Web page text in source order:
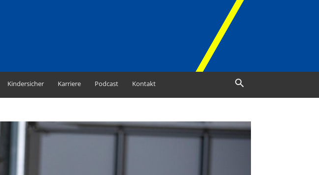
Kindersicher Karriere Podcast Kontakt